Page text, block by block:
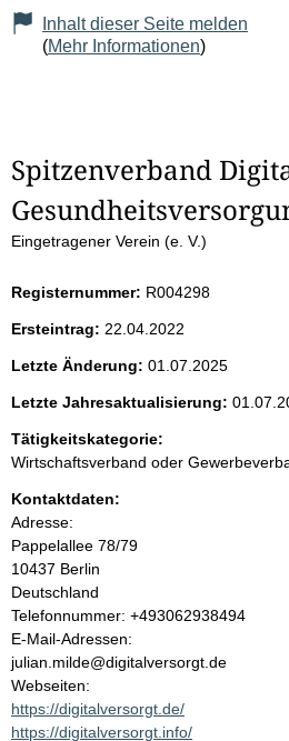
Inhalt dieser Seite melden
(Mehr Informationen)
S
e
t
e
n
i
n
h
a
l
t
Spitzenverband
Eingetragener Verein (e. V.)
Registernummer: R004298
Ersteintrag: 22.04.2022
Letzte Änderung: 01.07.2025
Letzte Jahresaktualisierung:
Tätigkeitskategorie:
Wirtschaftsverband oder
Kontaktdaten:
Adresse:
Pappelallee 78/79
10437 Berlin
Deutschland
K
o
n
t
a
k
Telefonnummer: +493062938494
E-Mail-Adressen:
julian.milde@digitalversorgt.de
Webseiten:
https://digitalversorgt.de/
https://digitalversorgt.info/